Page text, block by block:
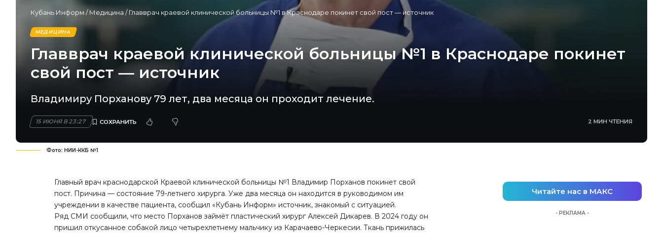
Кубань Информ /Медицина /Главврач краевой клинической больницы №1 в Краснодаре покинет свой пост — источник
МЕДИЦИНА
Главврач краевой клинической больницы №1 в Краснодаре покинет
свой пост — источник
Владимиру Порханову 79 лет, два месяца он проходит лечение.
15 ИЮНЯ В 23:27 2 МИН ЧТЕНИЯ
Фото: НИИ-ККБ №1
Главный врач краснодарской Краевой клинической больницы №1 Владимир Порханов покинет свой
пост. Причина — состояние 79-летнего хирурга. Уже два месяца он находится в руководимом им
учреждении в качестве пациента, сообщил «Кубань Информ» источник, знакомый с ситуацией.
Ряд СМИ сообщили, что место Порханов займёт пластический хирург Алексей Дикарев. В 2024 году он
пришил откусанное собакой лицо четырехлетнему мальчику из Карачаево-Черкесии. Ткань прижилась
Читайте нас в МАКС
- РЕКЛАМА -